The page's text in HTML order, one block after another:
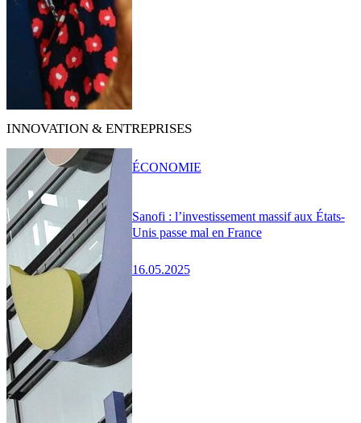
INNOVATION & ENTREPRISES
Sanofi : l’investissement massif aux États-
Unis passe mal en France
16.05.2025
ÉCONOMIE